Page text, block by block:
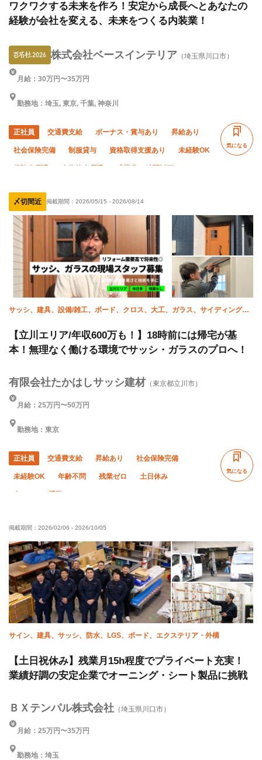
ワクワクする未来を作ろ！安定から成長へとあなたの
経験が会社を変える、未来をつくる内装業！
株式会社ベースインテリア （埼玉県川口市）
月給：30万円〜35万円
勤務地：埼玉, 東京, 千葉, 神奈川
正社員 交通費支給 ボーナス・賞与あり 昇給あり
社会保険完備 制服貸与 資格取得支援あり 未経験OK
車・バイク通勤OK 転勤なし
気になる
〆切間近 掲載期間： 2026/05/15 - 2026/08/14
サッシ、建具、設備/雑工、ボード、クロス、大工、ガラス、サイディング、
【立川エリア/年収600万も！】18時前には帰宅が基
本！無理なく働ける環境でサッシ・ガラスのプロへ！
有限会社たかはしサッシ建材 （東京都立川市）
月給：25万円〜50万円
勤務地：東京
正社員 交通費支給 昇給あり 社会保険完備
未経験OK 年齢不問 残業ゼロ 土日休み
車・バイク通勤OK
気になる
掲載期間： 2026/02/06 - 2026/10/05
サイン、建具、サッシ、防水、LGS、ボード、エクステリア・外構
【土日祝休み】残業月15h程度でプライベート充実！
業績好調の安定企業でオーニング・シート製品に挑戦
ＢＸテンパル株式会社 （埼玉県川口市）
月給：25万円〜35万円
勤務地：埼玉